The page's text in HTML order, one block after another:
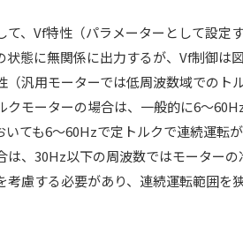
て、Vf特性（パラメーターとして設定
状態に無関係に出力するが、Vf制御は
（汎用モーターでは低周波数域でのト
クモーターの場合は、一般的に6～
ても6～60Hzで定トルクで連続運転が
は、30Hz以下の周波数ではモーター
考慮する必要があり、連続運転範囲